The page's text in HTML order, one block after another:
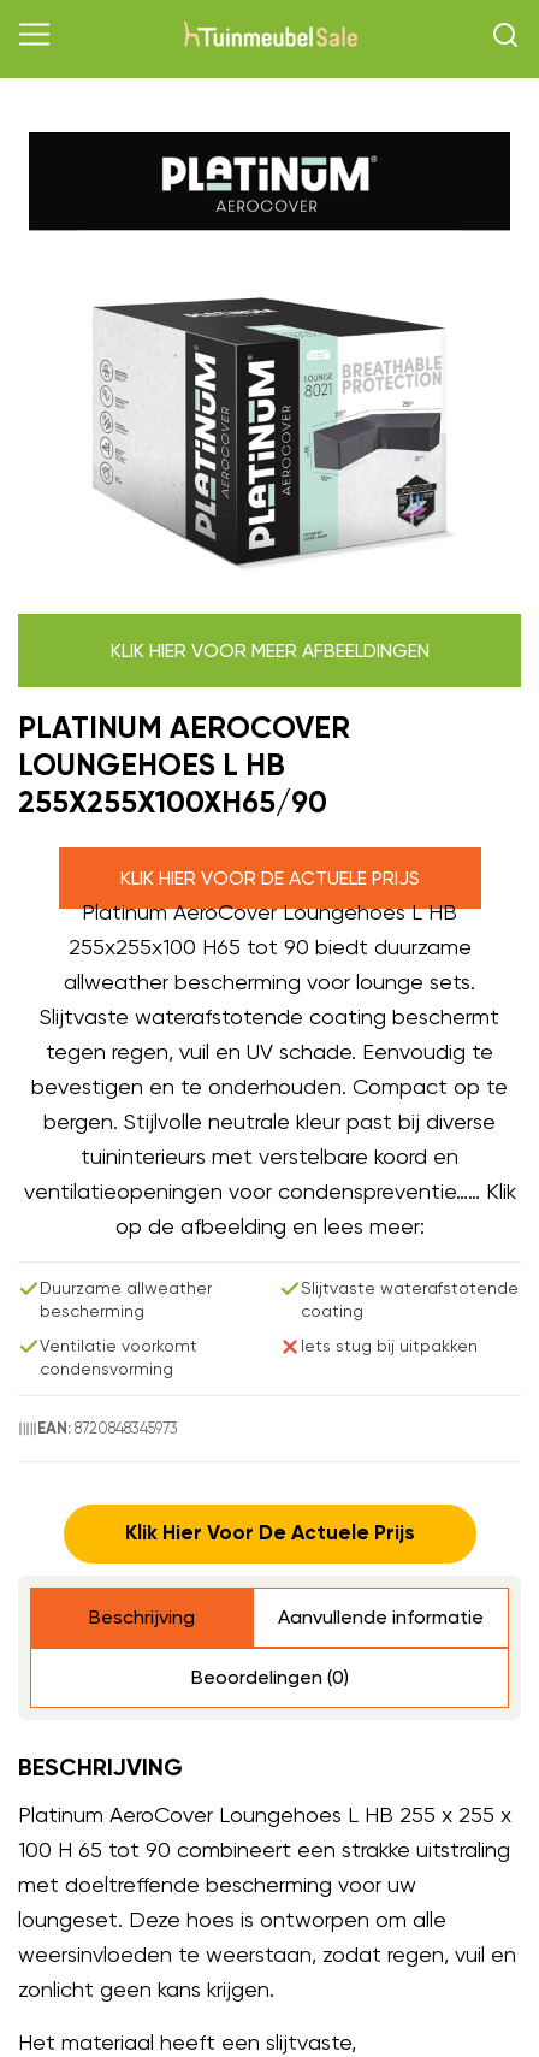
KLIK HIER VOOR MEER AFBEELDINGEN
PLATINUM AEROCOVER
LOUNGEHOES L HB
255X255X100XH65/90
KLIK HIER VOOR DE ACTUELE PRIJS
Platinum AeroCover Loungehoes L HB
255x255x100 H65 tot 90 biedt duurzame
allweather bescherming voor lounge sets.
Slijtvaste waterafstotende coating beschermt
tegen regen, vuil en UV schade. Eenvoudig te
bevestigen en te onderhouden. Compact op te
bergen. Stijlvolle neutrale kleur past bij diverse
tuininterieurs met verstelbare koord en
ventilatieopeningen voor condenspreventie…… Klik
op de afbeelding en lees meer:
Duurzame allweather
bescherming
Slijtvaste waterafstotende
coating
Ventilatie voorkomt
condensvorming
Iets stug bij uitpakken
EAN: 8720848345973
Klik Hier Voor De Actuele Prijs
Beschrijving Aanvullende informatie
Beoordelingen (0)
BESCHRIJVING
Platinum AeroCover Loungehoes L HB 255 x 255 x
100 H 65 tot 90 combineert een strakke uitstraling
met doeltreffende bescherming voor uw
loungeset. Deze hoes is ontworpen om alle
weersinvloeden te weerstaan, zodat regen, vuil en
zonlicht geen kans krijgen.
Het materiaal heeft een slijtvaste,